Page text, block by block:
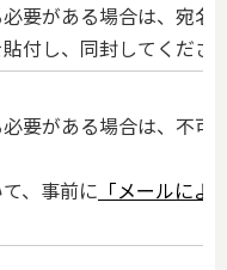
要がある場合は、宛名
付し、同封してくださ
要がある場合は、不可
、事前に 「メールによ